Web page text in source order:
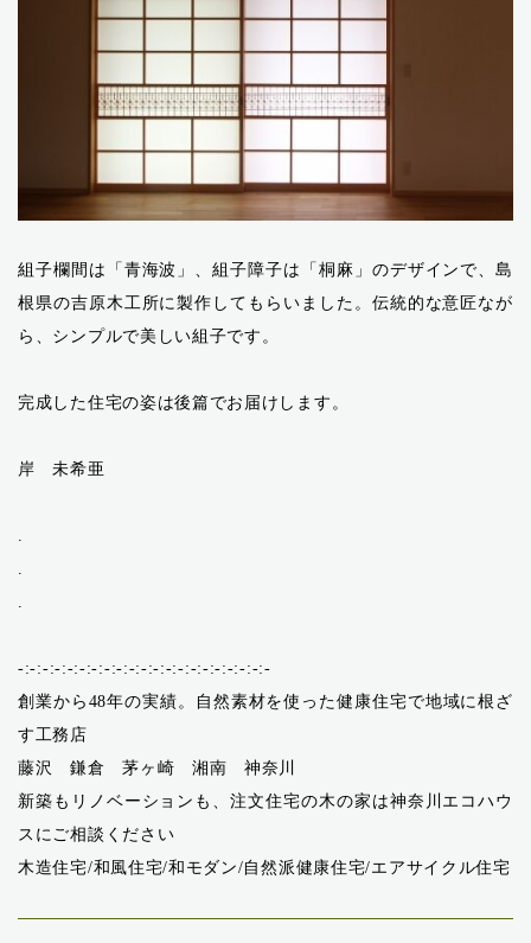
組子欄間は「青海波」、組子障子は「桐麻」のデザインで、島
根県の吉原木工所に製作してもらいました。伝統的な意匠なが
ら、シンプルで美しい組子です。
完成した住宅の姿は後篇でお届けします。
岸 未希亜
-:-:-:-:-:-:-:-:-:-:-:-:-:-:-:-:-:-:-:-:-
創業から48年の実績。自然素材を使った健康住宅で地域に根ざ
す工務店
藤沢 鎌倉 茅ヶ崎 湘南 神奈川
新築もリノベーションも、注文住宅の木の家は神奈川エコハウ
スにご相談ください
木造住宅/和風住宅/和モダン/自然派健康住宅/エアサイクル住宅